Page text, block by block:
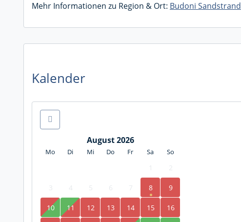
Mehr Informationen zu Region & Ort: Budoni Sandstrand
Kalender
August 2026
Mo Di Mi Do Fr Sa So
2
3 4 5 6 7 8 9
10 11 12 13 14 15 16